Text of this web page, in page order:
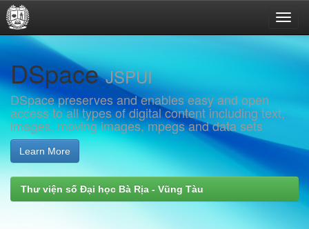
navigation
DSpaceJSPUI
DSpace preserves and enables easy and open
access to all types of digital content including text,
images, moving images, mpegs and data sets
Learn More
Thư viện số Đại học Bà Rịa - Vũng Tàu